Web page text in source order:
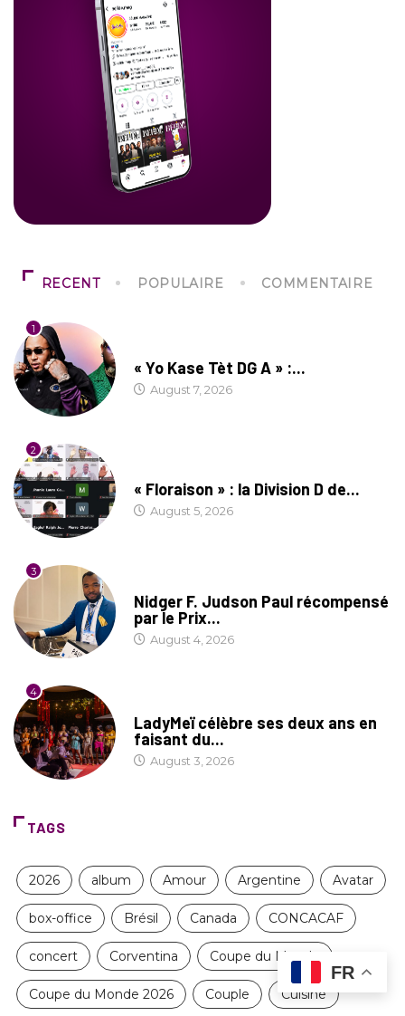
RECENT POPULAIRE COMMENTAIRE
1
« Yo Kase Tèt DG A » :...
August 7, 2026
2
« Floraison » : la Division D de...
August 5, 2026
3
Nidger F. Judson Paul récompensé
par le Prix...
August 4, 2026
4
LadyMeï célèbre ses deux ans en
faisant du...
August 3, 2026
TAGS
2026 album Amour Argentine Avatar
box-office Brésil Canada CONCACAF
concert Corventina Coupe du Monde
Coupe du Monde 2026 Couple Cuisine
FR